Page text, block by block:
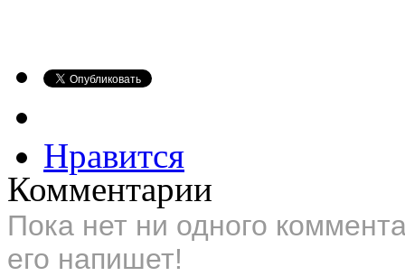
Нравится
Комментарии
Пока нет ни одного
его напишет!